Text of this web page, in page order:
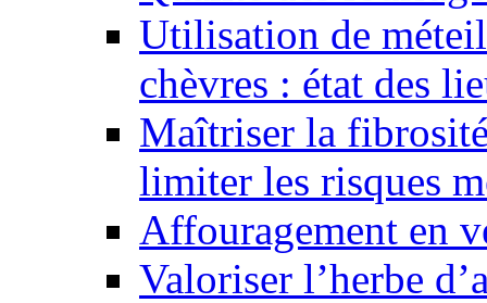
Utilisation de
chèvres : état des
Maîtriser la
limiter les risques
Affouragement en
Valoriser l’herbe